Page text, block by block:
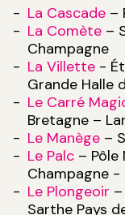
La Cascade –
La Comète –
Champagne
La Villette -
Grande Halle
Le Carré
Bretagne –
Le Manège –
Le Palc –
Champagne -
Le Plongeoir
Sarthe Pays